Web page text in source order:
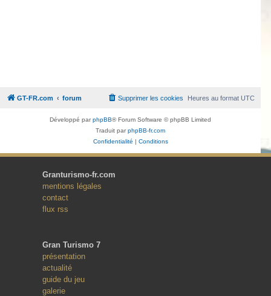
GT-FR.com forum Heures au formatUTC
Supprimer les cookies
Développé parphpBB® Forum Software © phpBB Limited
Traduit parphpBB-fr.com
Confidentialité | Conditions
Granturismo-fr.com
mentions légales
contact
flux rss
Gran Turismo 7
présentation
actualité
guide du jeu
galerie